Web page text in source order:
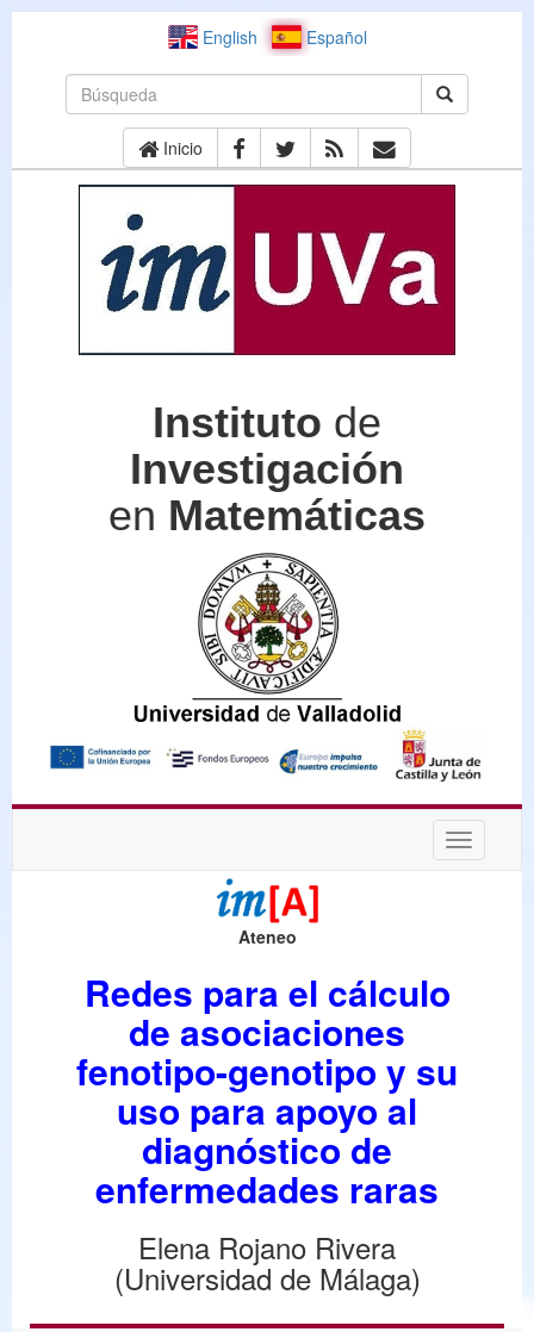
English Español
Inicio
Instituto de
Investigación
en Matemáticas
Desplegar
Ateneo
Redes para el cálculo
de asociaciones
fenotipo-genotipo y su
uso para apoyo al
diagnóstico de
enfermedades raras
Elena Rojano Rivera
(Universidad de Málaga)